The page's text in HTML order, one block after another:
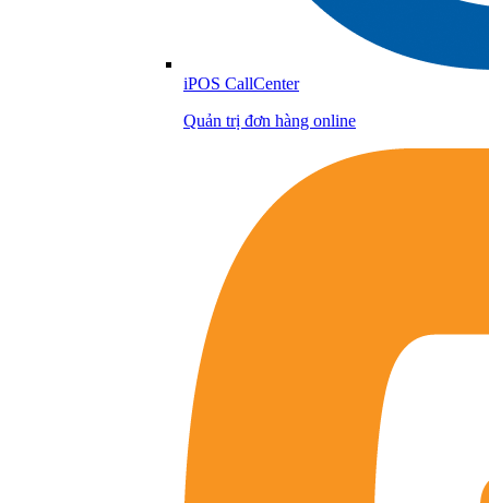
iPOS CallCenter
Quản trị đơn hàng online